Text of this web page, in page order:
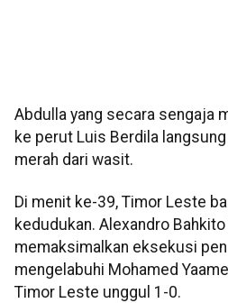
Abdulla yang secara sengaja
ke perut Luis Berdila
merah dari wasit.
Di menit ke-39, Timor Leste
kedudukan. Alexandro
memaksimalkan eksekusi
mengelabuhi Mohamed
Timor Leste unggul 1-0.